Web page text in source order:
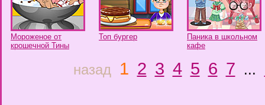
Мороженое от
крошечной Тины
Топ бургер
Паника в школьном
кафе
назад 1 2 3 4 5 6 7 ...